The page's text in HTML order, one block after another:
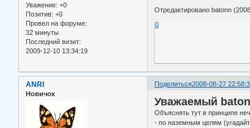
Уважение: +0
Позитив: +0
Провел на форуме:
32 минуты
Последний визит:
2009-12-10 13:34:19
Отредактировано batonn
0
Поделиться2008-08-27
ANRI
Новичок
Уважаемый
Объяснять тут в принципе
- по наземным целям